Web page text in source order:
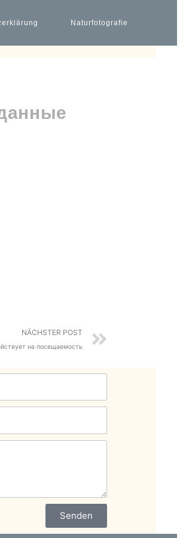
Naturfotografie
NÄCHSTER POST
на посещаемость
Senden